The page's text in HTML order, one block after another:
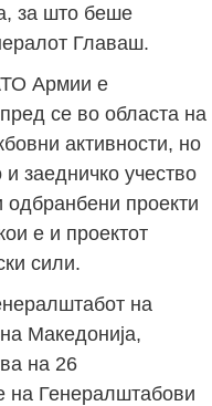
за што беше
Главаш.
Армии е
се во областа на
активности, но
заедничко учество
одбранбени проекти
е и проектот
сили.
на
Македонија,
на 26
на Генералштабови